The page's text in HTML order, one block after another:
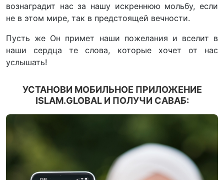
вознаградит нас за нашу искреннюю мольбу, если
не в этом мире, так в предстоящей вечности.
Пусть же Он примет наши пожелания и вселит в
наши сердца те слова, которые хочет от нас
услышать!
УСТАНОВИ МОБИЛЬНОЕ ПРИЛОЖЕНИЕ
ISLAM.GLOBAL И ПОЛУЧИ САВАБ: